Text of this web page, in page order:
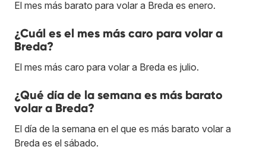
El mes más barato para volar a Breda es enero.
¿Cuál es el mes más caro para volar a
Breda?
El mes más caro para volar a Breda es julio.
¿Qué día de la semana es más barato
volar a Breda?
El día de la semana en el que es más barato volar a
Breda es el sábado.